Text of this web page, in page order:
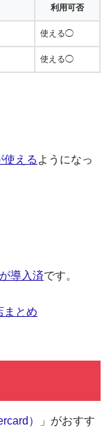
利用可否
使える◯
使える◯
使える ようになっ
導入済です。
まとめ
）
」がおすす